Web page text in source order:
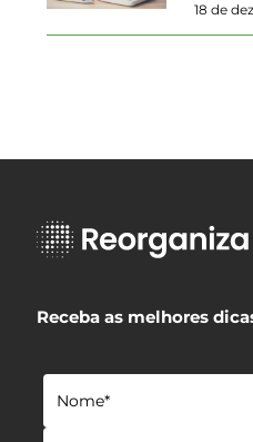
18 de
Receba as melhores